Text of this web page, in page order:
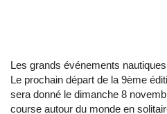
Les grands événements
Le prochain départ de la 9ème
sera donné le dimanche 8
course autour du monde en